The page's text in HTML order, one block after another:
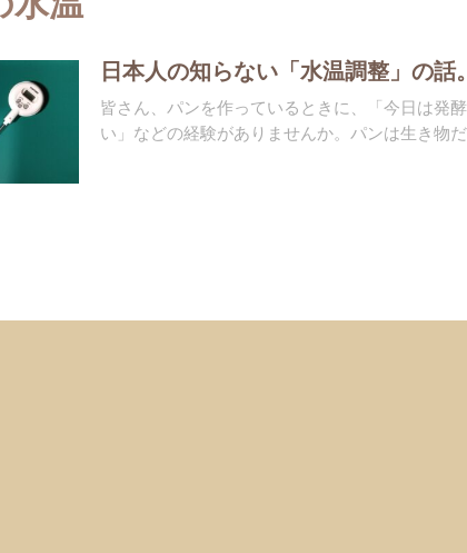
日本人の知らない「水温調整」の話
皆さん、パンを作っているときに、「今日は発
い」などの経験がありませんか。パンは生き物